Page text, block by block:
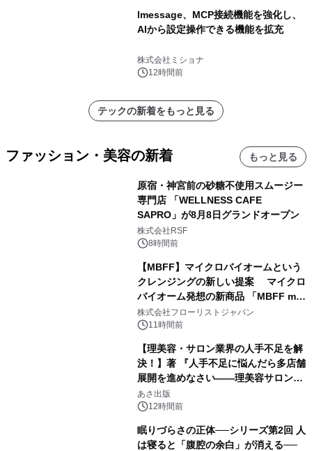
lmessage、MCP接続機能を強化し、
AIから設定操作できる機能を拡充
株式会社ミショナ
12時間前
テックの新着をもっと見る
ファッション・美容の新着 もっと見る
原宿・神宮前の砂糖不使用スムージー
専門店 「WELLNESS CAFE
SAPRO」が8月8日グランドオープン
株式会社RSF
8時間前
【MBFF】マイクロバイオームという
クレンジングの新しい提案 マイクロ
バイオーム発想の新商品 「MBFF mb
クレンジングPRO」を2026年8月6日
発売
株式会社フローリストジャパン
11時間前
【理美容・サロン業界の人手不足を解
決！】著 『人手不足に悩んだら多店舗
展開を進めなさい――理美容サロン
「多店舗展開」の教科書』2026年8月
24日（月）発売
あさ出版
12時間前
眠りづらさの正体──シリーズ第2回 人
は寝ると「腹腔の余白」が消える──